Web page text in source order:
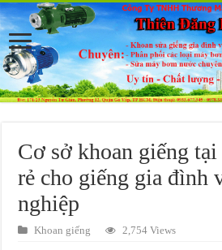
Cơ sở khoan giếng
rẻ cho giếng gia đình
nghiệp
Khoan giếng 2,754 Views